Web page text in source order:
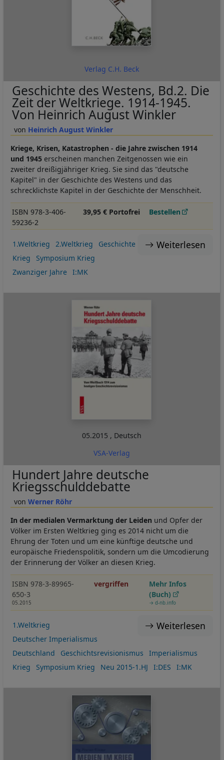
Verlag C.H. Beck
Heinrich August Winkler
Geschichte des Westens, Bd.2. Die
Zeit der Weltkriege. 1914-1945.
Von Heinrich August Winkler
Kriege, Krisen, Katastrophen - die Jahre zwischen 1914
und 1945 erscheinen manchen Zeitgenossen wie ein
zweiter dreißigjähriger Krieg. Sie sind das "deutsche
Kapitel" in der Geschichte des Westens und das
schrecklichste Kapitel in der Geschichte der Menschheit.
ISBN 978-3-406-
59236-2
39,95 € Portofrei Bestellen
Weiterlesen
1.Weltkrieg 2.Weltkrieg
Geschichte
Krieg
Symposium Krieg
Zwanziger Jahre
I:MK
05.2015 , Deutsch
VSA-Verlag
Werner Röhr
Hundert Jahre deutsche
Kriegsschulddebatte
In der medialen Vermarktung der Leiden und Opfer der
Völker im Ersten Weltkrieg ging es 2014 nicht um die
Ehrung der Toten und um eine künftige deutsche und
europäische Friedenspolitik, sondern um die Umcodierung
der Erinnerung der Völker an diesen Krieg.
ISBN 978-3-89965-
650-3
05.2015
vergriffen
Mehr Infos
(Buch)
→ d-nb.info
Weiterlesen
1.Weltkrieg
Deutscher Imperialismus
Deutschland
Geschichtsrevisionismus
Imperialismus
Krieg
Symposium Krieg Neu 2015-1.HJ I:DES I:MK